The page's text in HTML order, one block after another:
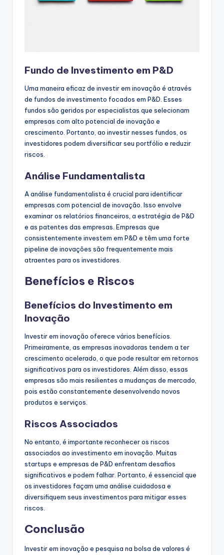
Fundo de Investimento em P&D
Uma maneira eficaz de investir em inovação é através
de fundos de investimento focados em P&D. Esses
fundos são geridos por especialistas que selecionam
empresas com alto potencial de inovação e
crescimento. Portanto, ao investir nesses fundos, os
investidores podem diversificar seu portfólio e reduzir
riscos.
Análise Fundamentalista
A análise fundamentalista é crucial para identificar
empresas com potencial de inovação. Isso envolve
examinar os relatórios financeiros, a estratégia de P&D
e as patentes das empresas. Empresas que
consistentemente investem em P&D e têm uma forte
pipeline de inovações são frequentemente mais
atraentes para os investidores.
Benefícios e Riscos
Benefícios do Investimento em
Inovação
Investir em inovação oferece vários benefícios.
Primeiramente, as empresas inovadoras tendem a ter
crescimento acelerado, o que pode resultar em retornos
significativos para os investidores. Além disso, essas
empresas são mais resilientes a mudanças de mercado,
pois estão constantemente desenvolvendo novos
produtos e serviços.
Riscos Associados
No entanto, é importante reconhecer os riscos
associados ao investimento em inovação. Muitas
startups e empresas de P&D enfrentam desafios
significativos e podem falhar. Portanto, é essencial que
os investidores façam uma análise cuidadosa e
diversifiquem seus investimentos para mitigar esses
riscos.
Conclusão
Investir em inovação e pesquisa na bolsa de valores é